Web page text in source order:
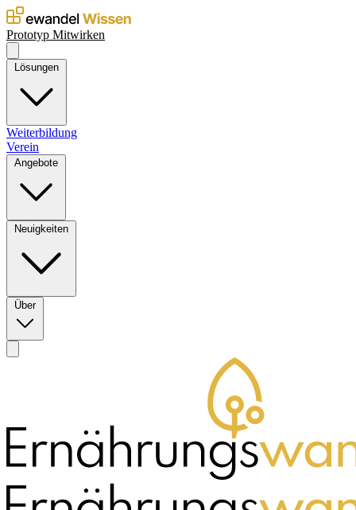
Prototyp Mitwirken
Weiterbildung
Verein
Über